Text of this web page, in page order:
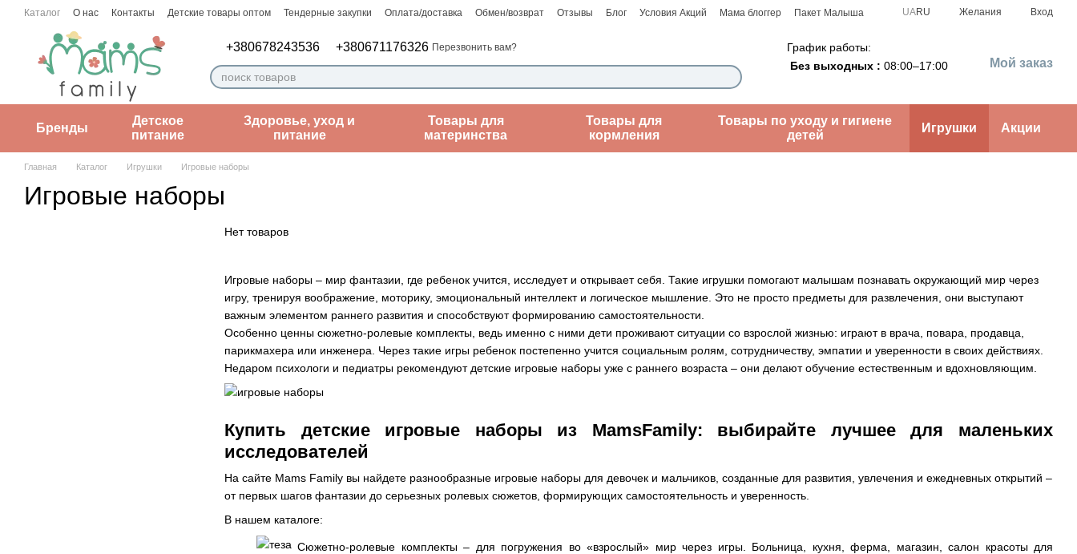
Перейти к основному контенту
Каталог О нас Контакты Детские товары оптом Тендерные закупки Оплата/доставка Обмен/возврат Отзывы Блог Условия Акций Мама блоггер
Пакет Малыша
UARU Желания Вход
+380678243536 +380671176326 Перезвонить вам?
График работы:
Без выходных : 08:00–17:00 Мой заказ
Бренды
Детское
питание
Здоровье, уход и
питание
Товары для
материнства
Товары для
кормления
Товары по уходу и гигиене
детей
Игрушки Акции
Главная Каталог Игрушки Игровые наборы
Игровые наборы
Игровые наборы – мир фантазии, где ребенок учится, исследует и открывает себя. Такие игрушки помогают малышам познавать окружающий мир через
игру, тренируя воображение, моторику, эмоциональный интеллект и логическое мышление. Это не просто предметы для развлечения, они выступают
важным элементом раннего развития и способствуют формированию самостоятельности.
Особенно ценны сюжетно-ролевые комплекты, ведь именно с ними дети проживают ситуации со взрослой жизнью: играют в врача, повара, продавца,
парикмахера или инженера. Через такие игры ребенок постепенно учится социальным ролям, сотрудничеству, эмпатии и уверенности в своих действиях.
Недаром психологи и педиатры рекомендуют детские игровые наборы уже с раннего возраста – они делают обучение естественным и вдохновляющим.
Купить детские игровые наборы из MamsFamily: выбирайте лучшее для маленьких
исследователей
На сайте Mams Family вы найдете разнообразные игровые наборы для девочек и мальчиков, созданные для развития, увлечения и ежедневных открытий –
от первых шагов фантазии до серьезных ролевых сюжетов, формирующих самостоятельность и уверенность.
В нашем каталоге:
Сюжетно-ролевые комплекты – для погружения во «взрослый» мир через игры. Больница, кухня, ферма, магазин, салон красоты для
Нет товаров